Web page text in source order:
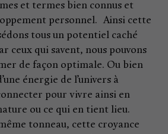
et termes bien connus et
personnel. Ainsi cette
tous un potentiel caché
ceux qui savent, nous pouvons
de façon optimale. Ou bien
énergie de l’univers à
pour vivre ainsi en
ou ce qui en tient lieu.
tonneau, cette croyance